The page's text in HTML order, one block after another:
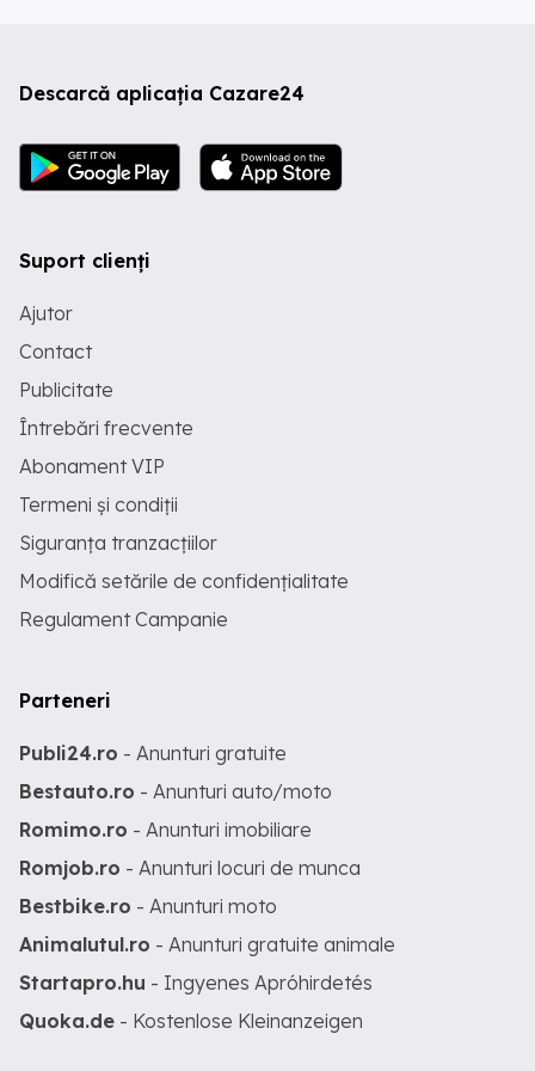
Descarcă aplicația Cazare24
Suport clienți
Ajutor
Contact
Publicitate
Întrebări frecvente
Abonament VIP
Termeni și condiții
Siguranța tranzacțiilor
Modifică setările de confidențialitate
Regulament Campanie
Parteneri
Publi24.ro - Anunturi gratuite
Bestauto.ro - Anunturi auto/moto
Romimo.ro - Anunturi imobiliare
Romjob.ro - Anunturi locuri de munca
Bestbike.ro - Anunturi moto
Animalutul.ro - Anunturi gratuite animale
Startapro.hu - Ingyenes Apróhirdetés
Quoka.de - Kostenlose Kleinanzeigen